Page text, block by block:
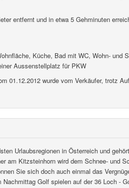
entfernt und in etwa 5 Gehminuten
Küche, Bad mit WC, Wohn-
Aussenstellplatz für PKW
01.12.2012 wurde vom Verkäufer, trotz
Urlaubsregionen in Österreich und
am Kitzsteinhorn wird dem Schnee- und
Sie sich doch auch einmal das
Nachmittag Golf spielen auf der 36 Loch -